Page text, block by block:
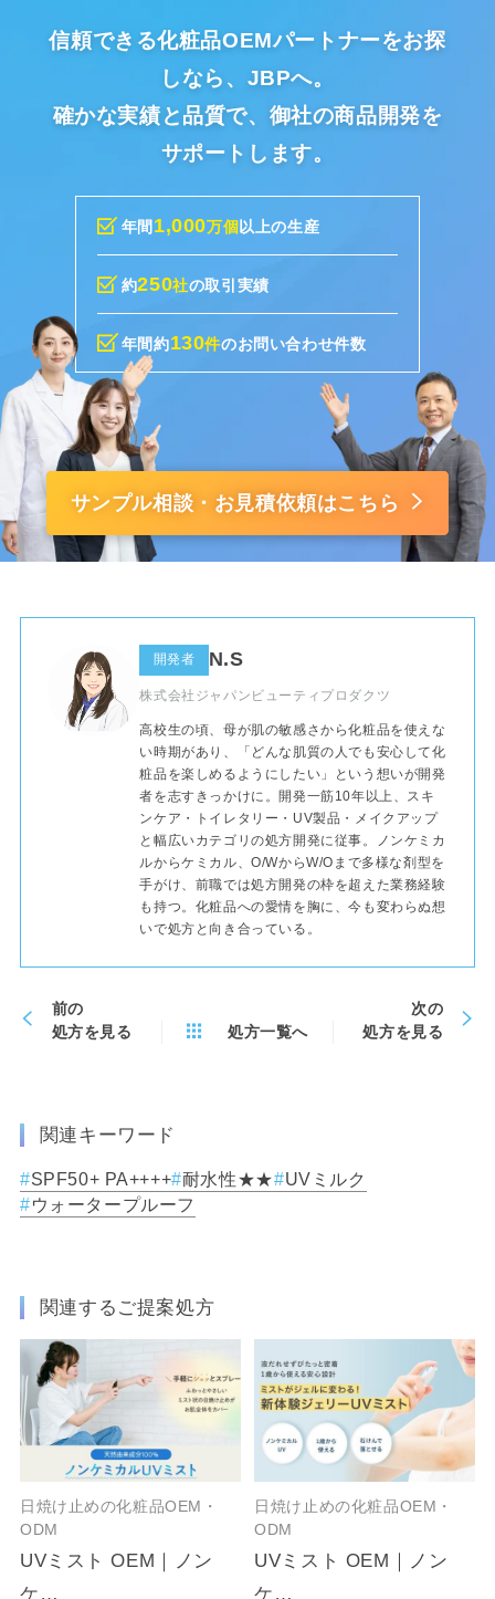
信頼できる化粧品OEMパートナーをお探
しなら、JBPへ。
確かな実績と品質で、御社の商品開発を
サポートします。
年間 1,000万個 以上の生産
約250社の取引実績
年間約130件のお問い合わせ件数
サンプル相談・お見積依頼はこちら
開発者 N.S
株式会社ジャパンビューティプロダクツ
高校生の頃、母が肌の敏感さから化粧品を使えな
い時期があり、「どんな肌質の人でも安心して化
粧品を楽しめるようにしたい」という想いが開発
者を志すきっかけに。開発一筋10年以上、スキ
ンケア・トイレタリー・UV製品・メイクアップ
と幅広いカテゴリの処方開発に従事。ノンケミカ
ルからケミカル、O/WからW/Oまで多様な剤型を
手がけ、前職では処方開発の枠を超えた業務経験
も持つ。化粧品への愛情を胸に、今も変わらぬ想
いで処方と向き合っている。
前の
処方を見る
処方一覧へ
次の
処方を見る
関連キーワード
SPF50+ PA++++ 耐水性★★
UVミルク
ウォータープルーフ
関連するご提案処方
日焼け止めの化粧品OEM・
ODM
UVミスト OEM｜ノン
ケ…
日焼け止めの化粧品OEM・
ODM
UVミスト OEM｜ノン
ケ…